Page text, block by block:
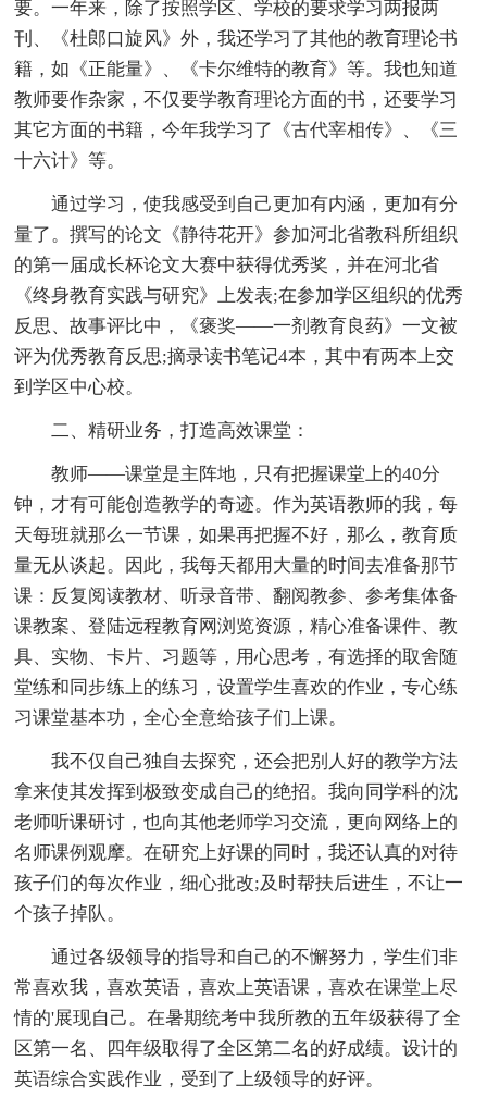
要。一年来，除了按照学区、学校的要求学习两报两
刊、《杜郎口旋风》外，我还学习了其他的教育理论书
籍，如《正能量》、《卡尔维特的教育》等。我也知道
教师要作杂家，不仅要学教育理论方面的书，还要学习
其它方面的书籍，今年我学习了《古代宰相传》、《三
十六计》等。
通过学习，使我感受到自己更加有内涵，更加有分
量了。撰写的论文《静待花开》参加河北省教科所组织
的第一届成长杯论文大赛中获得优秀奖，并在河北省
《终身教育实践与研究》上发表;在参加学区组织的优秀
反思、故事评比中，《褒奖——一剂教育良药》一文被
评为优秀教育反思;摘录读书笔记4本，其中有两本上交
到学区中心校。
二、精研业务，打造高效课堂：
教师——课堂是主阵地，只有把握课堂上的40分
钟，才有可能创造教学的奇迹。作为英语教师的我，每
天每班就那么一节课，如果再把握不好，那么，教育质
量无从谈起。因此，我每天都用大量的时间去准备那节
课：反复阅读教材、听录音带、翻阅教参、参考集体备
课教案、登陆远程教育网浏览资源，精心准备课件、教
具、实物、卡片、习题等，用心思考，有选择的取舍随
堂练和同步练上的练习，设置学生喜欢的作业，专心练
习课堂基本功，全心全意给孩子们上课。
我不仅自己独自去探究，还会把别人好的教学方法
拿来使其发挥到极致变成自己的绝招。我向同学科的沈
老师听课研讨，也向其他老师学习交流，更向网络上的
名师课例观摩。在研究上好课的同时，我还认真的对待
孩子们的每次作业，细心批改;及时帮扶后进生，不让一
个孩子掉队。
通过各级领导的指导和自己的不懈努力，学生们非
常喜欢我，喜欢英语，喜欢上英语课，喜欢在课堂上尽
情的'展现自己。在暑期统考中我所教的五年级获得了全
区第一名、四年级取得了全区第二名的好成绩。设计的
英语综合实践作业，受到了上级领导的好评。